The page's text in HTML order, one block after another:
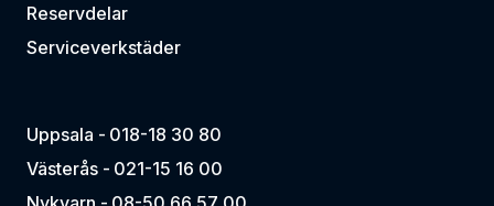
Reservdelar
Serviceverkstäder
Uppsala - 018-18 30 80
Västerås - 021-15 16 00